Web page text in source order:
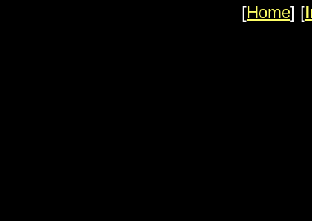
[Home] [